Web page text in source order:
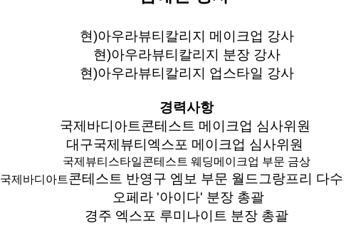
현)아우라뷰티칼리지 메이크업 강사
현)아우라뷰티칼리지 분장 강사
현)아우라뷰티칼리지 업스타일 강사
경력사항
국제바디아트콘테스트 메이크업 심사위원
대구국제뷰티엑스포 메이크업 심사위원
국제뷰티스타일콘테스트 웨딩메이크업 부문 금상
국제바디아트콘테스트 반영구 엠보 부문 월드그랑프리 다수
오페라 '아이다' 분장 총괄
경주 엑스포 루미나이트 분장 총괄